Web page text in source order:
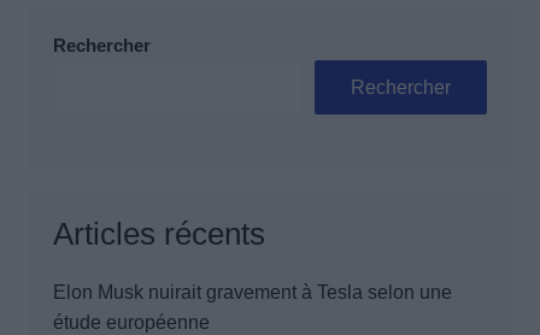
Rechercher
Rechercher
Articles récents
Elon Musk nuirait gravement à Tesla selon une
étude européenne